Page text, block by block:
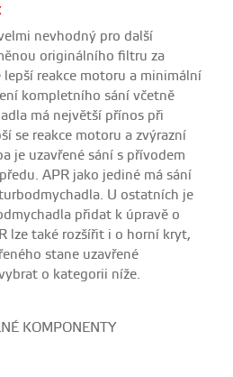
nevhodný pro další
originálního filtru za
reakce motoru a minimální
kompletního sání včetně
má největší přínos při
se reakce motoru a zvýrazní
je uzavřené sání s přívodem
APR jako jediné má sání
U ostatních je
přidat k úpravě o
lze také rozšířit i o horní kryt,
stane uzavřené
o kategorii níže.
KOMPONENTY